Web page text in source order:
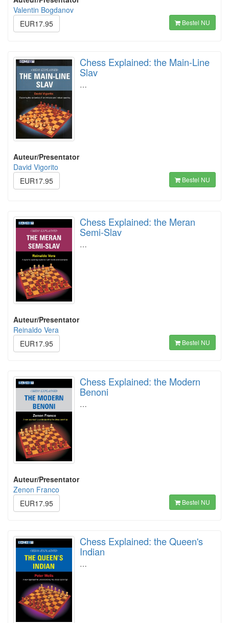
Valentin Bogdanov
EUR17.95
Bestel NU
Chess Explained: the Main-Line
Slav
…
Auteur/Presentator
David Vigorito
EUR17.95
Bestel NU
Chess Explained: the Meran
Semi-Slav
…
Auteur/Presentator
Reinaldo Vera
EUR17.95
Bestel NU
Chess Explained: the Modern
Benoni
…
Auteur/Presentator
Zenon Franco
EUR17.95
Bestel NU
Chess Explained: the Queen's
Indian
…